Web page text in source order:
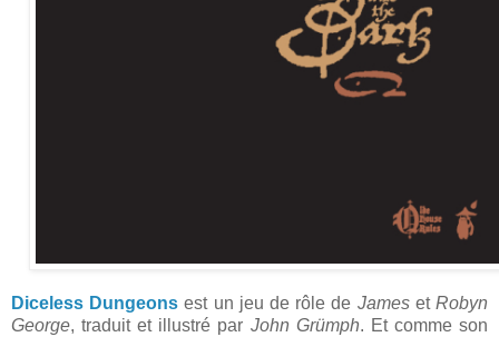
Diceless Dungeons est un jeu de rôle de James etRobyn
George, traduit et illustré par John Grümph. Et comme son